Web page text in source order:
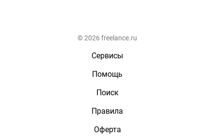
© 2026 freelance.ru
Сервисы
Помощь
Поиск
Правила
Оферта